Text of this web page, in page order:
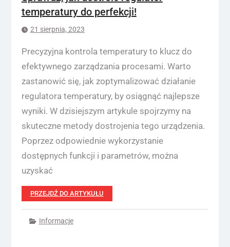
temperatury do perfekcji!
21 sierpnia, 2023
Precyzyjna kontrola temperatury to klucz do
efektywnego zarządzania procesami. Warto
zastanowić się, jak zoptymalizować działanie
regulatora temperatury, by osiągnąć najlepsze
wyniki. W dzisiejszym artykule spojrzymy na
skuteczne metody dostrojenia tego urządzenia.
Poprzez odpowiednie wykorzystanie
dostępnych funkcji i parametrów, można
uzyskać
PRZEJDŹ DO ARTYKUŁU
Informacje